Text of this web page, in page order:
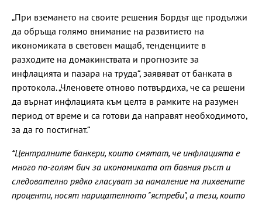
„При вземането на своите решения Бордът ще продължи
да обръща голямо внимание на развитието на
икономиката в световен мащаб, тенденциите в
разходите на домакинствата и прогнозите за
инфлацията и пазара на труда“, заявяват от банката в
протокола. „Членовете отново потвърдиха, че са решени
да върнат инфлацията към целта в рамките на разумен
период от време и са готови да направят необходимото,
за да го постигнат.“
*Централните банкери, които смятат, че инфлацията е
много по-голям бич за икономиката от бавния ръст и
следователно рядко гласуват за намаление на лихвените
проценти, носят нарицателното "ястреби", а тези, които